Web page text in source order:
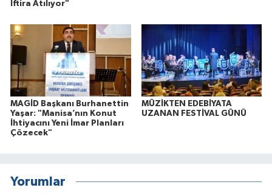
İftira Atılıyor"
MAGİD Başkanı Burhanettin
Yaşar: "Manisa’nın Konut
İhtiyacını Yeni İmar Planları
Çözecek"
MÜZİKTEN EDEBİYATA
UZANAN FESTİVAL GÜNÜ
Yorumlar